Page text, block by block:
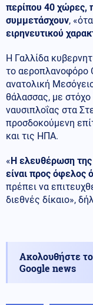
περίπου 40 χώρες,
συμμετάσχουν,
ειρηνευτικού
Η Γαλλίδα
το αεροπλανοφόρο
ανατολική
θάλασσας, με
ναυσιπλοΐας στα
προσδοκούμενη
και τις ΗΠΑ.
«Η ελευθέρωση της
είναι προς
πρέπει να
διεθνές δίκαιο»,
Ακολουθήστε
Google news